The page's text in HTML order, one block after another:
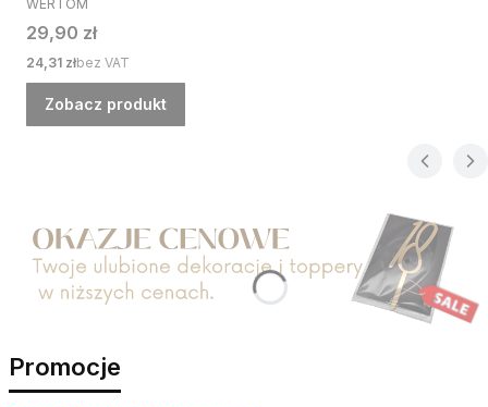
WERTOM
Cena
29,90 zł
Cena
24,31 złbez VAT
Zobacz produkt
Promocje